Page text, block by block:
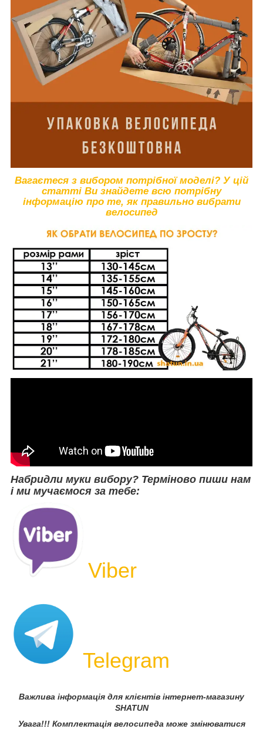
Вагаєтеся з вибором потрібної моделі? У цій
статті Ви знайдете всю потрібну
інформацію про те, як правильно вибрати
велосипед
Набридли муки вибору? Терміново пиши нам
і ми мучаємося за тебе:
Viber
Telegram
Важлива інформація для клієнтів інтернет-магазину
SHATUN
Увага!!! Комплектація велосипеда може змінюватися